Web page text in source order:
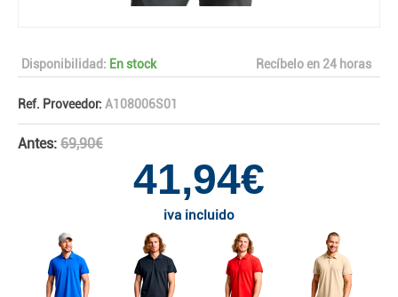
Disponibilidad: En stock Recíbelo en 24 horas
Ref. Proveedor: A108006S01
Antes: 69,90€
41,94€
iva incluido